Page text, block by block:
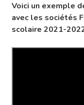
Voici un exemple
avec les sociétés
scolaire 2021-